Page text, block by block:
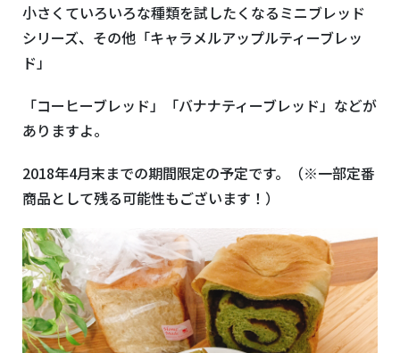
小さくていろいろな種類を試したくなるミニブレッド
シリーズ、その他「キャラメルアップルティーブレッ
ド」
「コーヒーブレッド」「バナナティーブレッド」などが
ありますよ。
2018年4月末までの期間限定の予定です。（※一部定番
商品として残る可能性もございます！）